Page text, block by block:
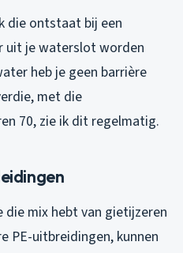
die ontstaat bij een
uit je waterslot worden
heb je geen barrière
met die
70, zie ik dit regelmatig.
die mix hebt van gietijzeren
PE-uitbreidingen, kunnen